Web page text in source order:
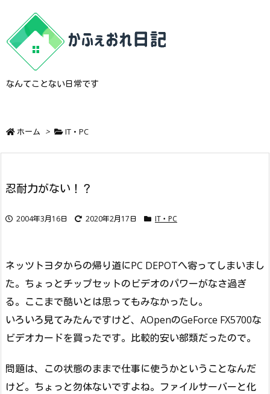
なんてことない日常です
ホーム > IT・PC
忍耐力がない！？
2004年3月16日 2020年2月17日 IT・PC
ネッツトヨタからの帰り道にPC DEPOTへ寄ってしまいまし
た。ちょっとチップセットのビデオのパワーがなさ過ぎ
る。ここまで酷いとは思ってもみなかったし。
いろいろ見てみたんですけど、AOpenのGeForce FX5700な
ビデオカードを買ったです。比較的安い部類だったので。
問題は、この状態のままで仕事に使うかということなんだ
けど。ちょっと勿体ないですよね。ファイルサーバーと化